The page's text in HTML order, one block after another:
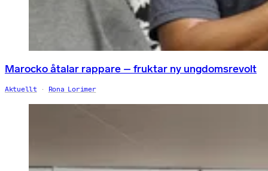
Marocko åtalar rappare – fruktar ny ungdomsrevolt
Aktuellt Rona Lorimer